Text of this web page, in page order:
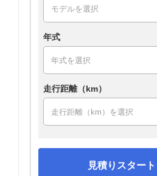
年式
走行距離（km）
見積りスタート